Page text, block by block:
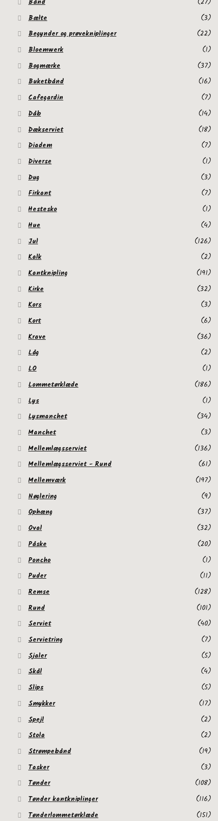
Bælte
(3)
Begynder og prøvekniplinger
(22)
Bloemwerk
(1)
Bogmærke
(37)
Buketbånd
(16)
Cafegardin
(7)
Dåb
(14)
Dækserviet
(18)
Diadem
(7)
Diverse
(1)
Dug
(3)
Firkant
(7)
Hestesko
(1)
Hue
(4)
Jul
(126)
Kalk
(2)
Kantknipling
(191)
Kirke
(32)
Kors
(3)
Kort
(6)
Krave
(36)
Låg
(2)
LO
(1)
Lommetørklæde
(186)
Lys
(1)
Lysmanchet
(34)
Manchet
(3)
Mellemlægsserviet
(136)
Mellemlægsserviet - Rund
(61)
Mellemværk
(197)
Nøglering
(9)
Ophæng
(37)
Oval
(32)
Påske
(20)
Poncho
(1)
Puder
(11)
Remse
(128)
Rund
(101)
Serviet
(40)
Servietring
(7)
Sjaler
(5)
Skål
(4)
Slips
(5)
Smykker
(17)
Spejl
(2)
Stola
(2)
Strømpebånd
(19)
Tasker
(3)
Tønder
(108)
Tønder kantkniplinger
(116)
Tønderlommetørklæde
(151)